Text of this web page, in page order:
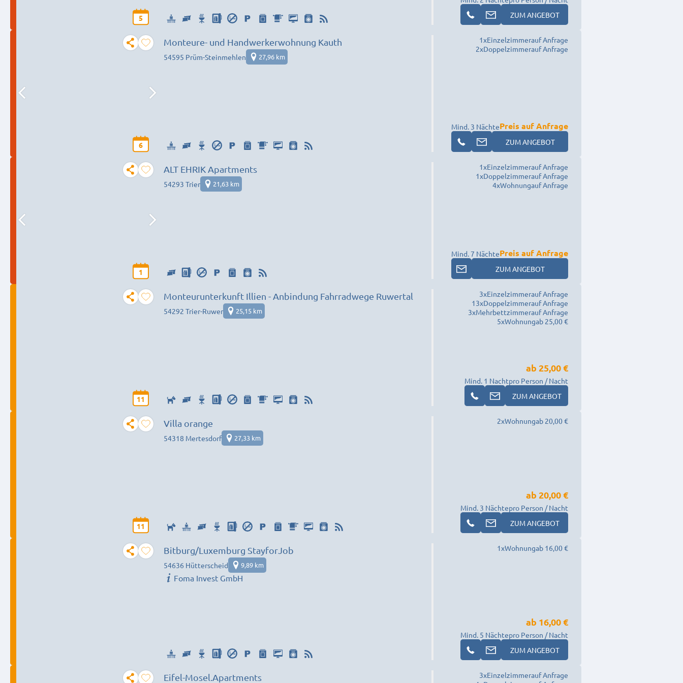
5
ZUM ANGEBOT
6
Monteure- und Handwerkerwohnung Kauth
54595 Prüm-Steinmehlen 27,96 km
1xEinzelzimmerauf Anfrage
2xDoppelzimmerauf Anfrage
Mind. 3 NächtePreis auf Anfrage
ZUM ANGEBOT
1
ALT EHRIK Apartments
54293 Trier 21,63 km
1xEinzelzimmerauf Anfrage
1xDoppelzimmerauf Anfrage
4xWohnungauf Anfrage
Mind. 7 NächtePreis auf Anfrage
ZUM ANGEBOT
11
Monteurunterkunft Illien - Anbindung Fahrradwege Ruwertal
54292 Trier-Ruwer 25,15 km
3xEinzelzimmerauf Anfrage
13xDoppelzimmerauf Anfrage
3xMehrbettzimmerauf Anfrage
5xWohnungab 25,00 €
Mind. 1 Nacht
ab 25,00 €
pro Person / Nacht
ZUM ANGEBOT
11
Villa orange
54318 Mertesdorf 27,33 km
2xWohnungab 20,00 €
Mind. 3 Nächte
ab 20,00 €
pro Person / Nacht
ZUM ANGEBOT
Bitburg/Luxemburg StayforJob
54636 Hütterscheid 9,89 km
Foma Invest GmbH
1xWohnungab 16,00 €
Mind. 5 Nächte
ab 16,00 €
pro Person / Nacht
ZUM ANGEBOT
Eifel-Mosel.Apartments 3xEinzelzimmerauf Anfrage